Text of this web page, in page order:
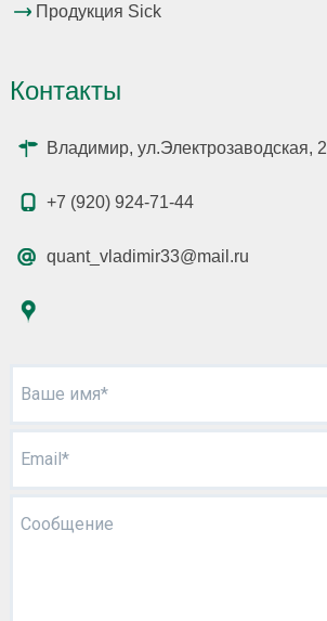
Продукция Sick
Контакты
Владимир, ул.Электрозаводская, 2
+7 (920) 924-71-44
quant_vladimir33@mail.ru
Ваше имя*
Email*
Сообщение